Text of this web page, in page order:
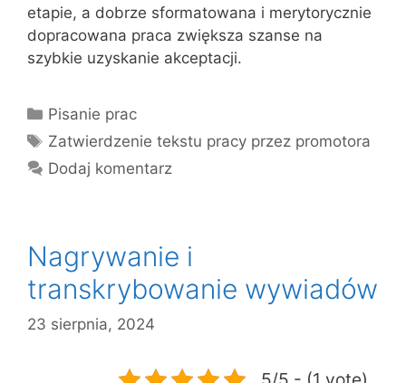
etapie, a dobrze sformatowana i merytorycznie
dopracowana praca zwiększa szanse na
szybkie uzyskanie akceptacji.
Kategorie
Pisanie prac
Tagi
Zatwierdzenie tekstu pracy przez promotora
Dodaj komentarz
Nagrywanie i
transkrybowanie wywiadów
23 sierpnia, 2024